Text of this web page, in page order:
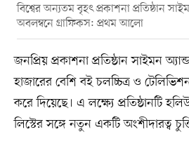
বিশ্বের অন্যতম বৃহৎ প্রকাশনা প্রতিষ্ঠান
অবলম্বনে গ্রাফিকস: প্রথম আলো
জনপ্রিয় প্রকাশনা প্রতিষ্ঠান সাইমন
হাজারের বেশি বই চলচ্চিত্র ও
করে দিয়েছে। এ লক্ষ্যে প্রতিষ্ঠানটি
লিস্টের সঙ্গে নতুন একটি অংশীদারত্ব